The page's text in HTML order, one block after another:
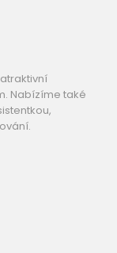
Nabízíme také